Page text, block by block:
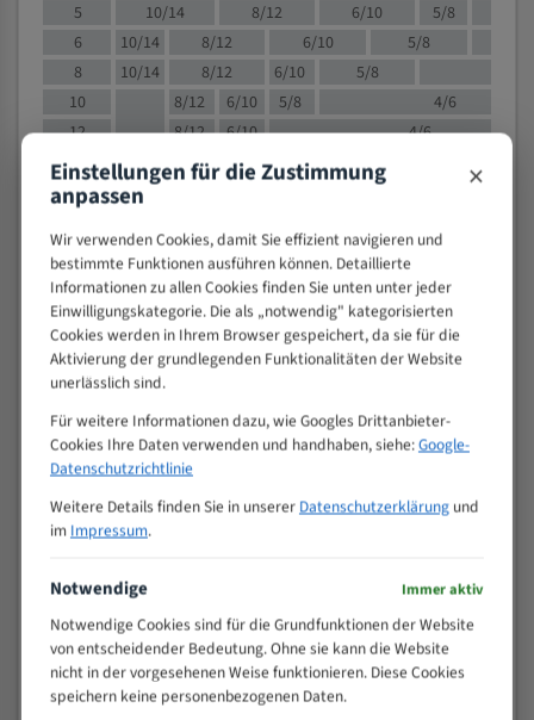
5
10/14 8/12 6/10
5/8
6
10/14 8/12 6/10
5/8
8
10/14 8/12 6/10 5/8
10
8/12 6/10 5/8
4/6
12
8/12 6/10
4/6
15
8/12 6/10
4/5
20
50
4/5
80
> 100
VOLLMATERIAL
M (mm)
Zoll (ZpZ))
>
25
10/14
15 - 40
8/12
25 - 50
50 - 120
80 - 180
3/4
130 -
350
2/3
150 -
Einstellungen für die Zustimmung
anpassen ×
Wir verwenden Cookies, damit Sie effizient navigieren und
bestimmte Funktionen ausführen können. Detaillierte
Informationen zu allen Cookies finden Sie unten unter jeder
Einwilligungskategorie. Die als „notwendig" kategorisierten
Cookies werden in Ihrem Browser gespeichert, da sie für die
Aktivierung der grundlegenden Funktionalitäten der Website
unerlässlich sind.
Für weitere Informationen dazu, wie Googles Drittanbieter-
Cookies Ihre Daten verwenden und handhaben, siehe:Google-
Datenschutzrichtlinie
Weitere Details finden Sie in unserer Datenschutzerklärungund
im Impressum.
Notwendige Immer aktiv
Notwendige Cookies sind für die Grundfunktionen der Website
von entscheidender Bedeutung. Ohne sie kann die Website
nicht in der vorgesehenen Weise funktionieren. Diese Cookies
speichern keine personenbezogenen Daten.